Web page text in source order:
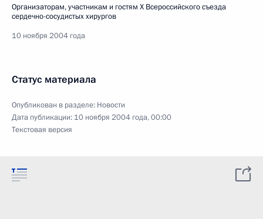
Организаторам, участникам и гостям X Всероссийского съезда
сердечно-сосудистых хирургов
10 ноября 2004 года
Статус материала
Опубликован в разделе: Новости
Дата публикации: 10 ноября 2004 года, 00:00
Текстовая версия